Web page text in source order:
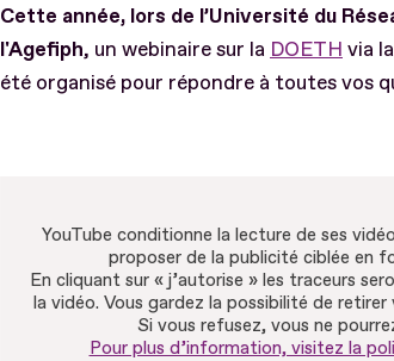
Cette année, lors de l’Université du
l'Agefiph, un webinaire sur la DOETH via
été organisé pour répondre à toutes vos
YouTube conditionne la lecture de ses
proposer de la publicité ciblée en
En cliquant sur « j’autorise » les traceurs
la vidéo. Vous gardez la possibilité de
Si vous refusez, vous ne
Pour plus d’information, visitez la